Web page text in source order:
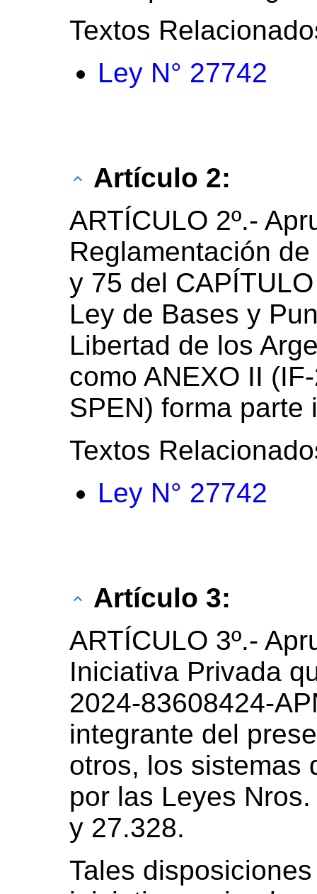
Textos
Ley N° 27742
Artículo 2:
ARTÍCULO 2º.-
Reglamentación
y 75 del
Ley de Bases y
Libertad de los
como ANEXO II
SPEN) forma parte
Textos
Ley N° 27742
Artículo 3:
ARTÍCULO 3º.-
Iniciativa Privada
2024-83608424-
integrante del
otros, los sistemas
por las Leyes
y 27.328.
Tales